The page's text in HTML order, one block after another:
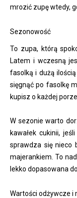
mrozić zupę wtedy,
Sezonowość
To zupa, którą
Latem i wczesną
fasolką i dużą
sięgnąć po fasolkę
kupisz o każdej porze.
W sezonie warto
kawałek cukinii,
sprawdza się nieco
majerankiem. To
lekko dopasowana
Wartości odżywcze i